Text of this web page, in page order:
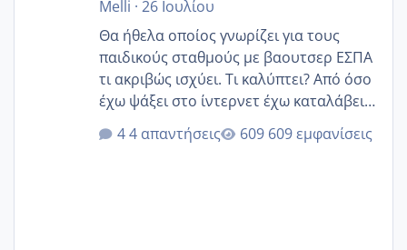
Melli · 26 Ιουλίου
Θα ήθελα οποίος γνωρίζει για τους
παιδικούς σταθμούς με βαουτσερ ΕΣΠΑ
τι ακριβώς ισχύει. Τι καλύπτει? Από όσο
έχω ψάξει στο ίντερνετ έχω καταλάβει
ότι το βαουτσερ καλύπτει όλα τα
δίδακτρα και τα τροφεια του ιδιωτικού
4 απαντήσεις 609 εμφανίσεις